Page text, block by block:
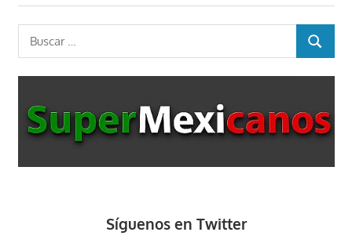
entradas
Buscar:
BUSCAR
Síguenos en Twitter